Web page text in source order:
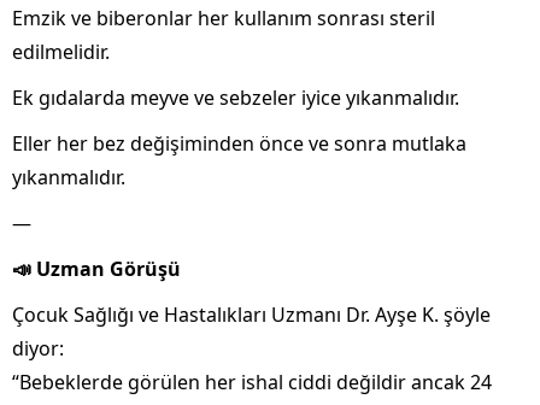
Emzik ve biberonlar her kullanım sonrası steril
edilmelidir.
Ek gıdalarda meyve ve sebzeler iyice yıkanmalıdır.
Eller her bez değişiminden önce ve sonra mutlaka
yıkanmalıdır.
—
📣 Uzman Görüşü
Çocuk Sağlığı ve Hastalıkları Uzmanı Dr. Ayşe K. şöyle
diyor:
“Bebeklerde görülen her ishal ciddi değildir ancak 24